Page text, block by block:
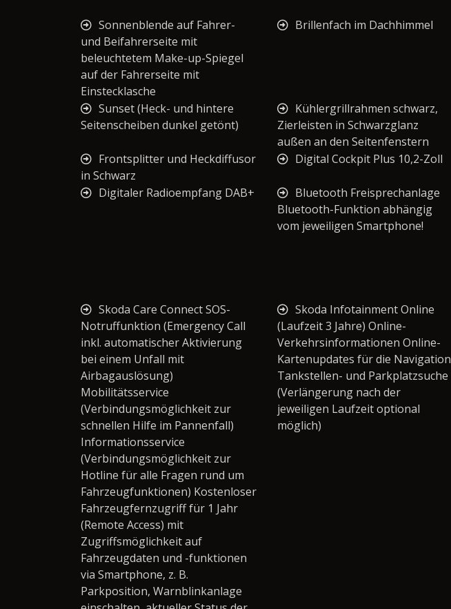
Sonnenblende auf Fahrer-
und Beifahrerseite mit
beleuchtetem Make-up-Spiegel
auf der Fahrerseite mit
Einstecklasche
Brillenfach im Dachhimmel
Sunset (Heck- und hintere
Seitenscheiben dunkel getönt)
Kühlergrillrahmen schwarz,
Zierleisten in Schwarzglanz
außen an den Seitenfenstern
Frontsplitter und Heckdiffusor
in Schwarz
Digital Cockpit Plus 10,2-Zoll
Digitaler Radioempfang DAB+
Bluetooth Freisprechanlage
Bluetooth-Funktion abhängig
vom jeweiligen Smartphone!
Skoda Care Connect SOS-
Notruffunktion (Emergency Call
inkl. automatischer Aktivierung
bei einem Unfall mit
Airbagauslösung)
Mobilitätsservice
(Verbindungsmöglichkeit zur
schnellen Hilfe im Pannenfall)
Informationsservice
(Verbindungsmöglichkeit zur
Hotline für alle Fragen rund um
Fahrzeugfunktionen) Kostenloser
Fahrzeugfernzugriff für 1 Jahr
(Remote Access) mit
Zugriffsmöglichkeit auf
Fahrzeugdaten und -funktionen
via Smartphone, z. B.
Parkposition, Warnblinkanlage
Skoda Infotainment Online
(Laufzeit 3 Jahre) Online-
Verkehrsinformationen Online-
Kartenupdates für die Navigation
Tankstellen- und Parkplatzsuche
(Verlängerung nach der
jeweiligen Laufzeit optional
möglich)